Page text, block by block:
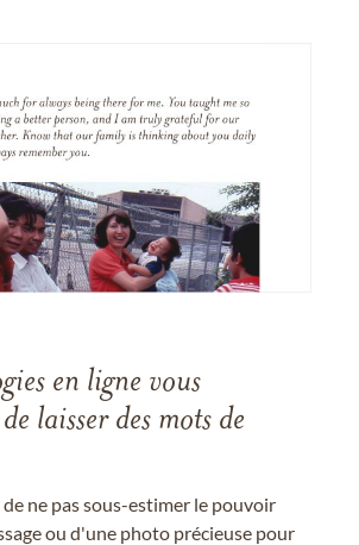
en ligne vous
laisser des mots de
ne pas sous-estimer le pouvoir
ou d'une photo précieuse pour